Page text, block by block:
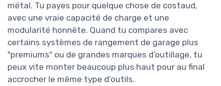
métal. Tu payes pour quelque chose de costaud,
avec une vraie capacité de charge et une
modularité honnête. Quand tu compares avec
certains systèmes de rangement de garage plus
"premiums" ou de grandes marques d’outillage, tu
peux vite monter beaucoup plus haut pour au final
accrocher le même type d’outils.